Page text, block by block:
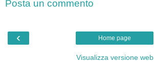
Posta un commento
‹ Home page
Visualizza versione web